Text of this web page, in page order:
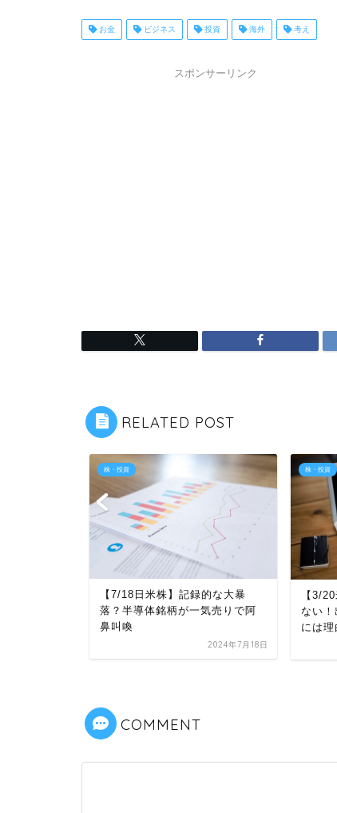
お金 ビジネス 投資 海外 考え
スポンサーリンク
RELATED POST
株・投資
【7/18日米株】記録的な大暴
落？半導体銘柄が一気売りで阿
鼻叫喚
2024年7月18日
株・投資
【3/
ない
には理
COMMENT